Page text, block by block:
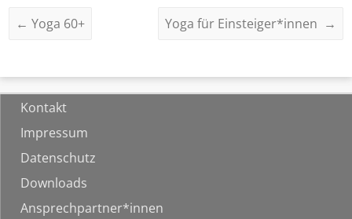
← Yoga 60+ Yoga für Einsteiger*innen →
Kontakt
Impressum
Datenschutz
Downloads
Ansprechpartner*innen